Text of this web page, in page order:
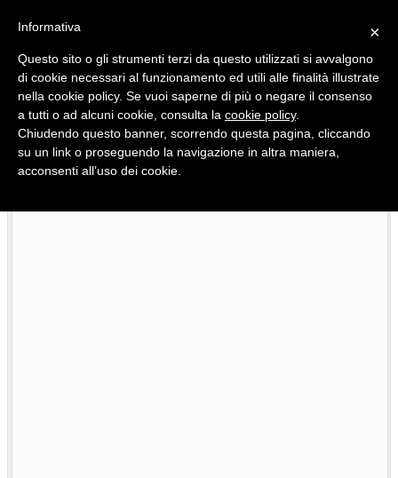
Quotidiano d'informazione distribuito in Molise con
×
Informativa
Questo sito o gli strumenti terzi da questo utilizzati si avvalgono
di cookie necessari al funzionamento ed utili alle finalità illustrate
nella cookie policy. Se vuoi saperne di più o negare il consenso
a tutti o ad alcuni cookie, consulta la cookie policy.
Chiudendo questo banner, scorrendo questa pagina, cliccando
su un link o proseguendo la navigazione in altra maniera,
acconsenti all’uso dei cookie.